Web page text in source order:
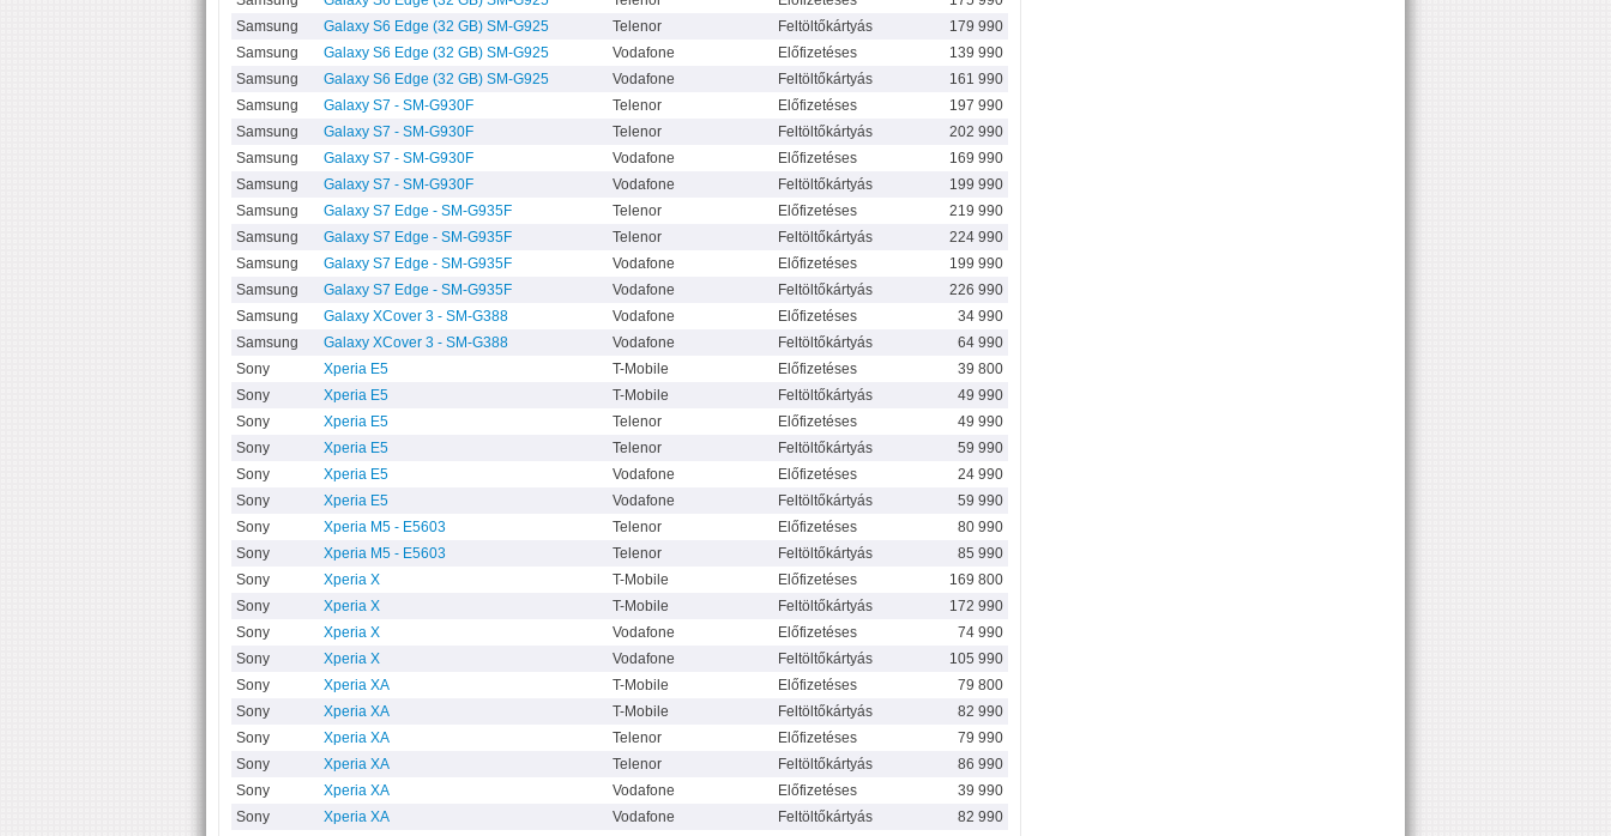
Samsung
Galaxy S6 Edge (32 GB) SM-G925 Telenor Feltöltőkártyás
179 990
Samsung
Galaxy S6 Edge (32 GB) SM-G925 Vodafone Előfizetéses
139 990
Samsung
Galaxy S6 Edge (32 GB) SM-G925 Vodafone Feltöltőkártyás
161 990
Samsung
Galaxy S7 - SM-G930F Telenor Előfizetéses
197 990
Samsung
Galaxy S7 - SM-G930F Telenor Feltöltőkártyás
202 990
Samsung
Galaxy S7 - SM-G930F Vodafone Előfizetéses
169 990
Samsung
Galaxy S7 - SM-G930F Vodafone Feltöltőkártyás
199 990
Samsung
Galaxy S7 Edge - SM-G935F Telenor Előfizetéses
219 990
Samsung
Galaxy S7 Edge - SM-G935F Telenor Feltöltőkártyás
224 990
Samsung
Galaxy S7 Edge - SM-G935F Vodafone Előfizetéses
199 990
Samsung
Galaxy S7 Edge - SM-G935F Vodafone Feltöltőkártyás
226 990
Samsung
Galaxy XCover 3 - SM-G388 Vodafone Előfizetéses
34 990
Samsung
Galaxy XCover 3 - SM-G388 Vodafone Feltöltőkártyás
64 990
Sony
Xperia E5 T-Mobile Előfizetéses
39 800
Sony
Xperia E5 T-Mobile Feltöltőkártyás
49 990
Sony
Xperia E5 Telenor Előfizetéses
49 990
Sony
Xperia E5 Telenor Feltöltőkártyás
59 990
Sony
Xperia E5 Vodafone Előfizetéses
24 990
Sony
Xperia E5 Vodafone Feltöltőkártyás
59 990
Sony
Xperia M5 - E5603 Telenor Előfizetéses
80 990
Sony
Xperia M5 - E5603 Telenor Feltöltőkártyás
85 990
Sony
Xperia X T-Mobile Előfizetéses
169 800
Sony
Xperia X T-Mobile Feltöltőkártyás
172 990
Sony
Xperia X Vodafone Előfizetéses
74 990
Sony
Xperia X Vodafone Feltöltőkártyás
105 990
Sony
Xperia XA T-Mobile Előfizetéses
79 800
Sony
Xperia XA T-Mobile Feltöltőkártyás
82 990
Sony
Xperia XA Telenor Előfizetéses
79 990
Sony
Xperia XA Telenor Feltöltőkártyás
86 990
Sony
Xperia XA Vodafone Előfizetéses
39 990
Sony
Xperia XA Vodafone Feltöltőkártyás 82 990